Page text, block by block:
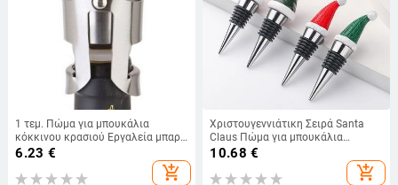
1 τεμ. Πώμα για μπουκάλια
κόκκινου κρασιού Εργαλεία μπαρ
Πώμα για μπουκάλια σαμπάνιας
από ανοξείδωτο ατσάλι/ABS
Βύσμα καπακιού μπουκαλιού
6.23 €
add_shopping_cart
Χριστουγεννιάτικη Σειρά Santa
Claus Πώμα για μπουκάλια
κρασιού Δώρο για πάρτι
Διακόσμηση σφραγισμένο πώμα
10.68 €
add_shopping_cart